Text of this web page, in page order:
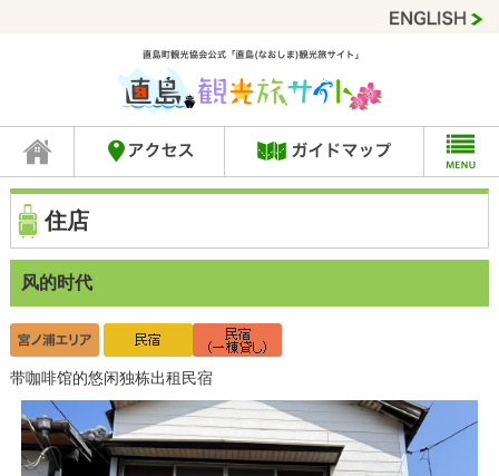
住店
风的时代
带咖啡馆的悠闲独栋出租民宿